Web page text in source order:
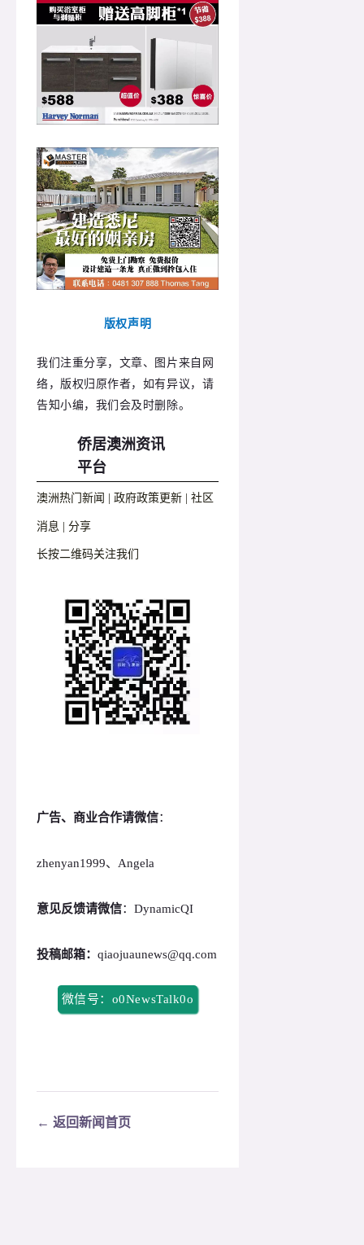
版权声明
我们注重分享，文章、图片来自网
络，版权归原作者，如有异议，请
告知小编，我们会及时删除。
侨居澳洲资讯
平台
澳洲热门新闻 | 政府政策更新 | 社区
消息 | 分享
长按二维码关注我们
广告、商业合作请微信：
zhenyan1999、Angela
意见反馈请微信：DynamicQI
投稿邮箱： qiaojuaunews@qq.com
微信号：o0NewsTalk0o
← 返回新闻首页